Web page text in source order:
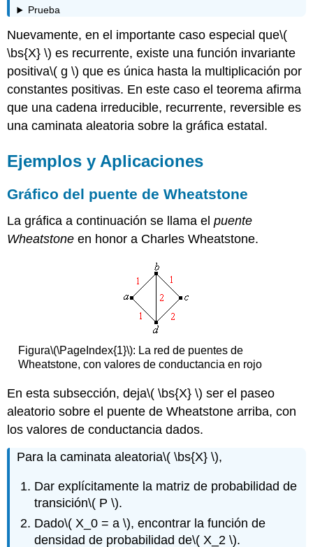
Prueba
Nuevamente, en el importante caso especial que\(
\bs{X} \) es recurrente, existe una función invariante
positiva\( g \) que es única hasta la multiplicación por
constantes positivas. En este caso el teorema afirma
que una cadena irreducible, recurrente, reversible es
una caminata aleatoria sobre la gráfica estatal.
Ejemplos y Aplicaciones
Gráfico del puente de Wheatstone
La gráfica a continuación se llama elpuente
Wheatstone en honor a Charles Wheatstone.
Figura\(\PageIndex{1}\): La red de puentes de
Wheatstone, con valores de conductancia en rojo
En esta subsección, deja\( \bs{X} \) ser el paseo
aleatorio sobre el puente de Wheatstone arriba, con
los valores de conductancia dados.
Para la caminata aleatoria\( \bs{X} \),
Dar explícitamente la matriz de probabilidad de
transición\( P \).
Dado\( X_0 = a \), encontrar la función de
densidad de probabilidad de\( X_2 \).